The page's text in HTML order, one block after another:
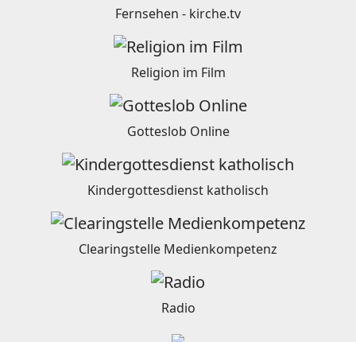
Fernsehen - kirche.tv
Religion im Film
Gotteslob Online
Kindergottesdienst katholisch
Clearingstelle Medienkompetenz
Radio